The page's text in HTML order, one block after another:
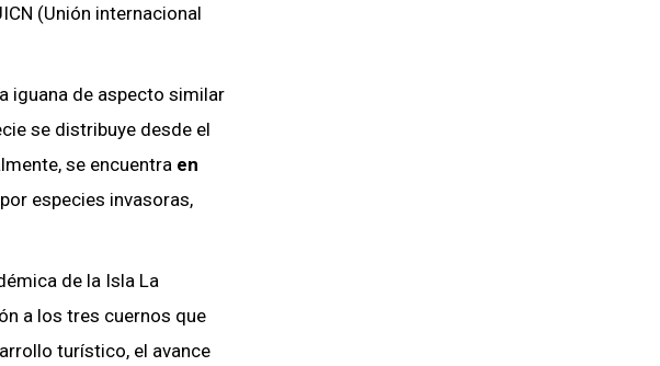
(Unión internacional
iguana de aspecto similar
se distribuye desde el
se encuentra en
especies invasoras,
de la Isla La
a los tres cuernos que
turístico, el avance